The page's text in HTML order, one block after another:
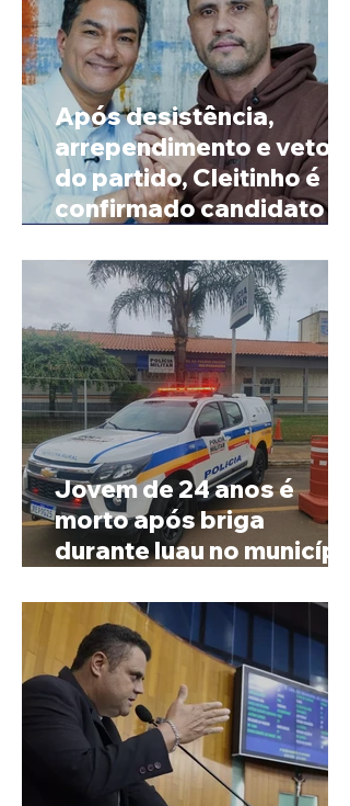
Após desistência,
arrependimento e veto
do partido, Cleitinho é
confirmado candidato ao
Jovem de 24 anos é
morto após briga
durante luau no município